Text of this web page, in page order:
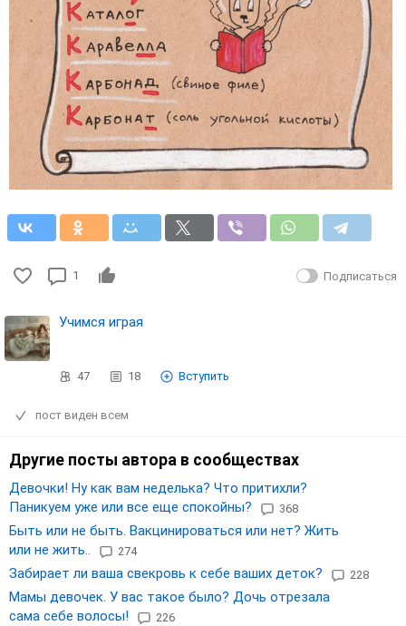
1 Подписаться
Учимся играя
47 18 Вступить
пост виден всем
Другие посты автора в сообществах
Девочки! Ну как вам неделька? Что притихли?
Паникуем уже или все еще спокойны?
368
Быть или не быть. Вакцинироваться или нет? Жить
или не жить..
274
Забирает ли ваша свекровь к себе ваших деток? 228
Мамы девочек. У вас такое было? Дочь отрезала
сама себе волосы!
226